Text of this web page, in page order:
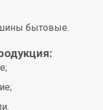
бытовые.